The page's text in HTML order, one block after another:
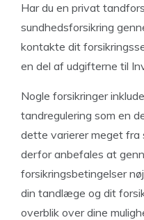
Har du en privat
sundhedsforsikring
kontakte dit
en del af udgifterne til
Nogle forsikringer
tandregulering som en
dette varierer meget fra
derfor anbefales at
forsikringsbetingelser
din tandlæge og dit
overblik over dine